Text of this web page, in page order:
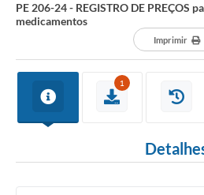
SIC
PE 206-24 - REGISTRO DE PREÇOS
medicamentos
Imprimir
1